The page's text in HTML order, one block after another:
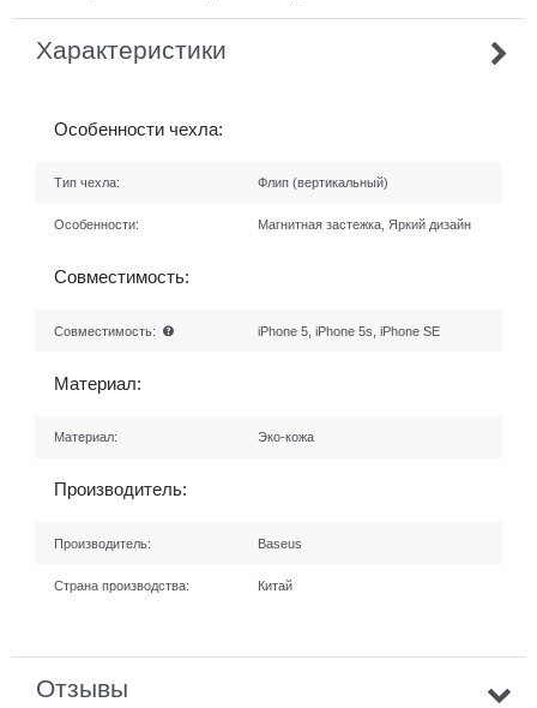
Характеристики
Особенности чехла:
Тип чехла: Флип (вертикальный)
Особенности: Магнитная застежка, Яркий дизайн
Совместимость:
Совместимость: iPhone 5, iPhone 5s, iPhone SE
Материал:
Материал: Эко-кожа
Производитель:
Производитель: Baseus
Страна производства: Китай
Отзывы